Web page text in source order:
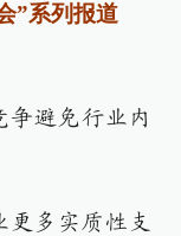
”系列报道
避免行业内
多实质性支